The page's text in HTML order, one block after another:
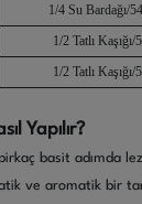
1/4 Su Bardağı/
1/2 Tatlı Kaşığı/
1/2 Tatlı Kaşığı/
Yapılır?
birkaç basit adımda
ve aromatik bir